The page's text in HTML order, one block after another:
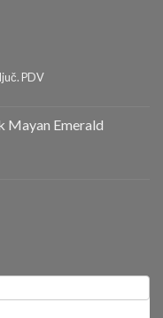
PDV
Mayan Emerald